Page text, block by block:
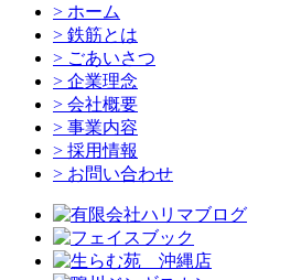
> ホーム
> 鉄筋とは
> ごあいさつ
> 企業理念
> 会社概要
> 事業内容
> 採用情報
> お問い合わせ